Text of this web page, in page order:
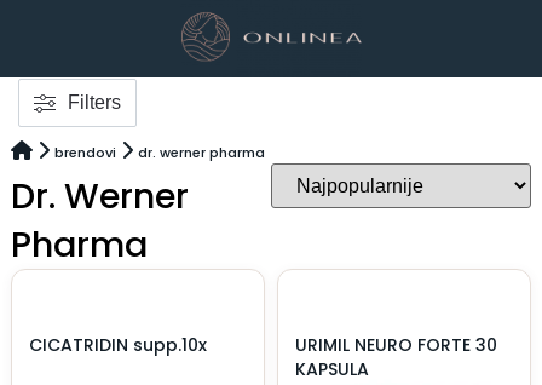
Filters
brendovi dr. werner pharma
Dr. Werner
Pharma
CICATRIDIN supp.10x
URIMIL NEURO FORTE 30
KAPSULA